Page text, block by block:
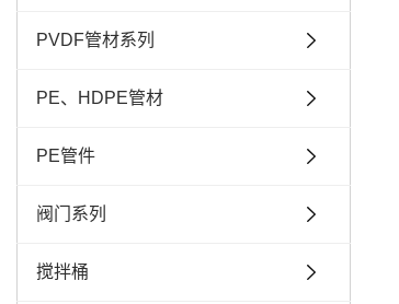
PVDF管材系列
PE、HDPE管材
PE管件
阀门系列
搅拌桶